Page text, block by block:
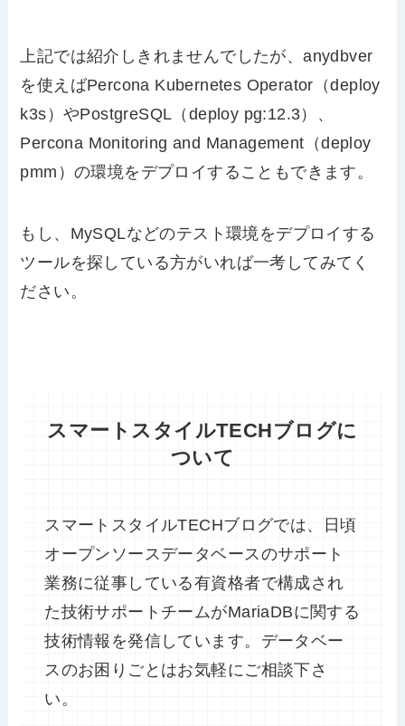
上記では紹介しきれませんでしたが、anydbver
を使えばPercona Kubernetes Operator（deploy
k3s）やPostgreSQL（deploy pg:12.3）、
Percona Monitoring and Management（deploy
pmm）の環境をデプロイすることもできます。
もし、MySQLなどのテスト環境をデプロイする
ツールを探している方がいれば一考してみてく
ださい。
スマートスタイルTECHブログに
ついて
スマートスタイルTECHブログでは、日頃
オープンソースデータベースのサポート
業務に従事している有資格者で構成され
た技術サポートチームがMariaDBに関する
技術情報を発信しています。データベー
スのお困りごとはお気軽にご相談下さ
い。